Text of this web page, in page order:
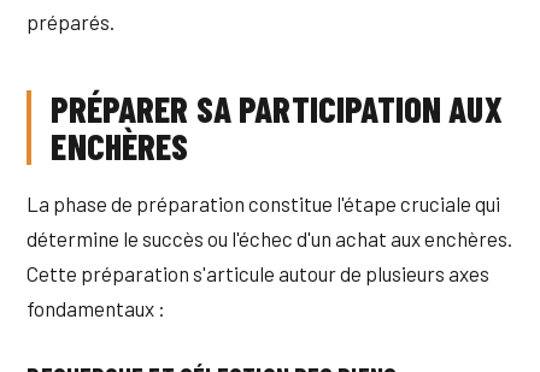
préparés.
PRÉPARER SA PARTICIPATION AUX
ENCHÈRES
La phase de préparation constitue l'étape cruciale qui
détermine le succès ou l'échec d'un achat aux enchères.
Cette préparation s'articule autour de plusieurs axes
fondamentaux :